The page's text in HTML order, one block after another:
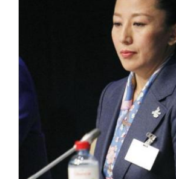
专业委员会
兴趣群体
西南联大校友会
捐赠纪事
捐赠方法
义工计划
《水木清华》
我要订阅
新媒体平台
清华人物
清华故事
青春风采
校友文苑
校友讲坛
校友服务
终身学习
信息化服务
三创大赛
实用信息
校友总会
总会简介
会长致辞
总会章程
关闭